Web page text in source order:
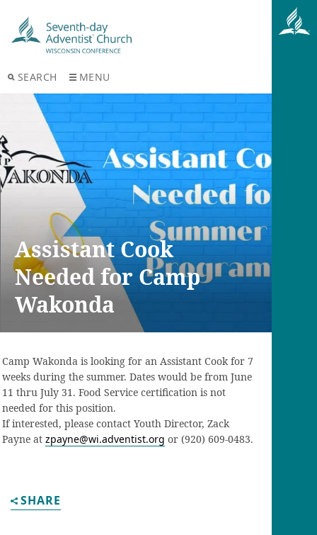
SEARCH MENU
Assistant Cook
Needed for Camp
Wakonda
Camp Wakonda is looking for an Assistant Cook for 7
weeks during the summer. Dates would be from June
11 thru July 31. Food Service certification is not
needed for this position.
If interested, please contact Youth Director, Zack
Payne at zpayne@wi.adventist.org or (920) 609-0483.
SHARE